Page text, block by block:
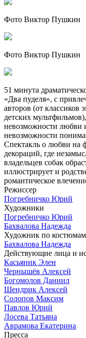
Фото Виктор Пушкин
Фото Виктор Пушкин
51 минута
«Два пуделя», с
авторов (от классиков
детских
невозможности любви
невозможности
Спектакль о любви на
декораций, где
владельцев собак
иллюстрирует и
романтическое
Режиссер
Погребничко Юрий
Художники
Погребничко Юрий
Бахвалова Надежда
Художник по костюмам
Бахвалова Надежда
Действующие лица и
Касьяник Элен
Чернышёв Алексей
Богомолов Даниил
Шендрик Алексей
Солопов Максим
Павлов Юрий
Лосева Татьяна
Аврамова Екатерина
Пресса